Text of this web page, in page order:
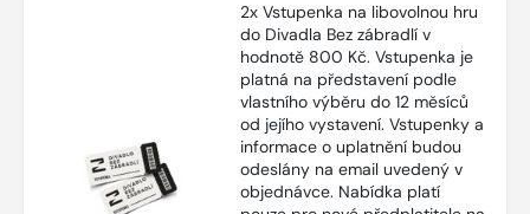
2x Vstupenka na libovolnou hru
do Divadla Bez zábradlí v
hodnotě 800 Kč. Vstupenka je
platná na představení podle
vlastního výběru do 12 měsíců
od jejího vystavení. Vstupenky a
informace o uplatnění budou
odeslány na email uvedený v
objednávce. Nabídka platí